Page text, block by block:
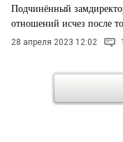
Подчинённый
отношений исчез после
28 апреля 2023 12:02